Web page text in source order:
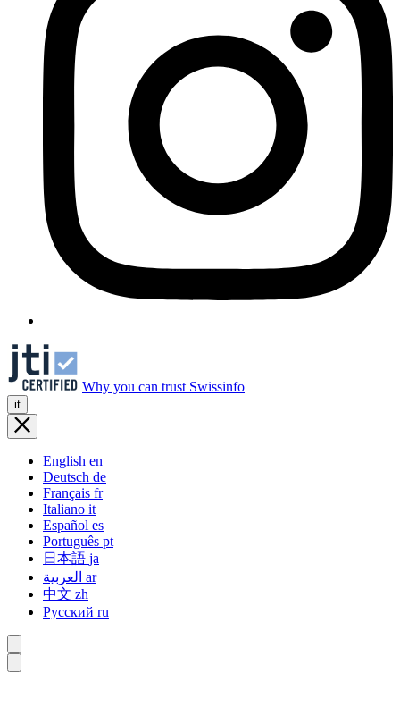
Why you can trust Swissinfo
it
English en
Deutsch de
Français fr
Italiano it
Español es
Português pt
日本語 ja
ar
中文 zh
Русский ru